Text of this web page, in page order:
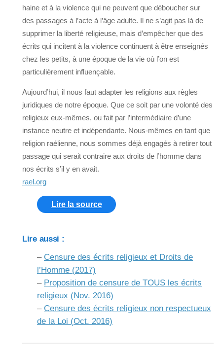
haine et à la violence qui ne peuvent que déboucher sur
des passages à l’acte à l’âge adulte. Il ne s’agit pas là de
supprimer la liberté religieuse, mais d’empêcher que des
écrits qui incitent à la violence continuent à être enseignés
chez les petits, à une époque de la vie où l’on est
particulièrement influençable.
Aujourd’hui, il nous faut adapter les religions aux règles
juridiques de notre époque. Que ce soit par une volonté des
religieux eux-mêmes, ou fait par l’intermédiaire d’une
instance neutre et indépendante. Nous-mêmes en tant que
religion raélienne, nous sommes déjà engagés à retirer tout
passage qui serait contraire aux droits de l’homme dans
nos écrits s’il y en avait.
rael.org
Lire la source
Lire aussi :
– Censure des écrits religieux et Droits de
l’Homme (2017)
– Proposition de censure de TOUS les écrits
religieux (Nov. 2016)
– Censure des écrits religieux non respectueux
de la Loi (Oct. 2016)